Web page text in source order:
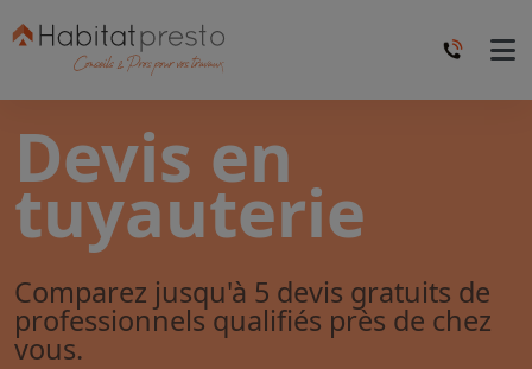
Devis en
tuyauterie
Comparez jusqu'à 5 devis gratuits de
professionnels qualifiés près de chez
vous.